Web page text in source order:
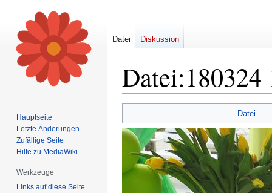
Datei:
Navigation
springen
Suche
springen
Datei
Datei Diskussion
Hauptseite
Letzte Änderungen
Zufällige Seite
Hilfe zu MediaWiki
Werkzeuge
Links auf diese Seite